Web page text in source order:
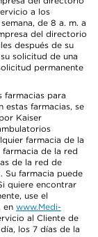
a los
de 8 a. m. a
del directorio
después de su
solicitud de una
permanente
farmacias para
estas farmacias, se
Kaiser
farmacia de la
farmacia de la red
de la red de
Su farmacia puede
quiere encontrar
use el
en www.Medi-
al Cliente de
los 7 días de la